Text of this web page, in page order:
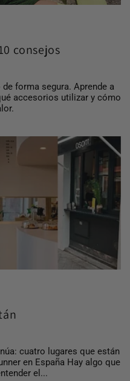
consejos
forma segura. Aprende a
accesorios utilizar y cómo
cuatro lugares que están
en España Hay algo que
el...